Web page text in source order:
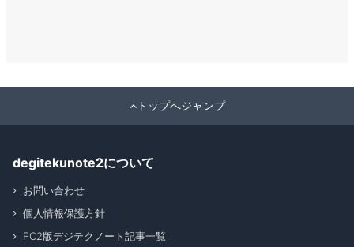
トップへジャンプ
degitekunote2について
お問い合わせ
個人情報保護方針
FC2版デジテクノート記事一覧